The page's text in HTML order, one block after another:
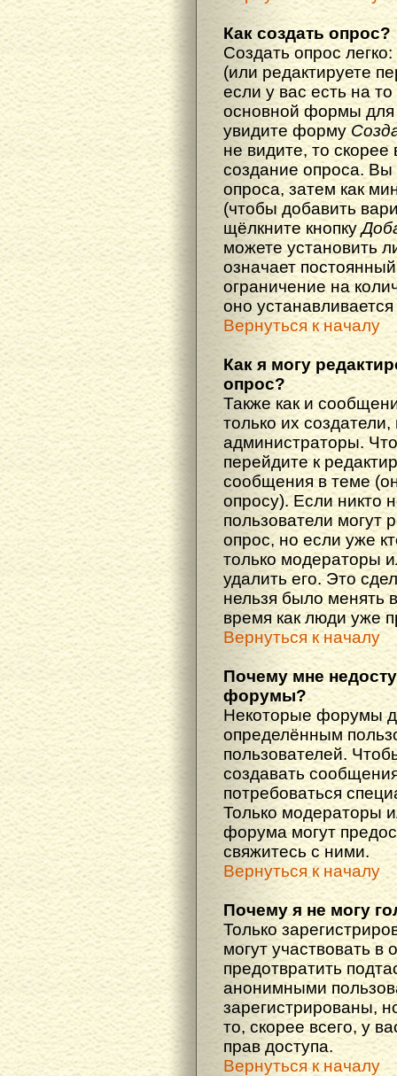
Как создать опрос?
Создать опрос
(или редактируете
если у вас есть на
основной формы
увидите форму
не видите, то скорее
создание опроса.
опроса, затем как
(чтобы добавить
щёлкните кнопку
можете установить
означает
ограничение на
оно
Вернуться к началу
Как я могу
опрос?
Также как и
только их
администраторы.
перейдите к
сообщения в теме
опросу). Если никто
пользователи могут
опрос, но если уже
только модераторы
удалить его. Это
нельзя было менять
время как люди уже
Вернуться к началу
Почему мне
форумы?
Некоторые форумы
определённым
пользователей.
создавать
потребоваться
Только модераторы
форума могут
свяжитесь с ними.
Вернуться к началу
Почему я не могу
Только
могут участвовать в
предотвратить
анонимными
зарегистрированы,
то, скорее всего, у
прав доступа.
Вернуться к началу